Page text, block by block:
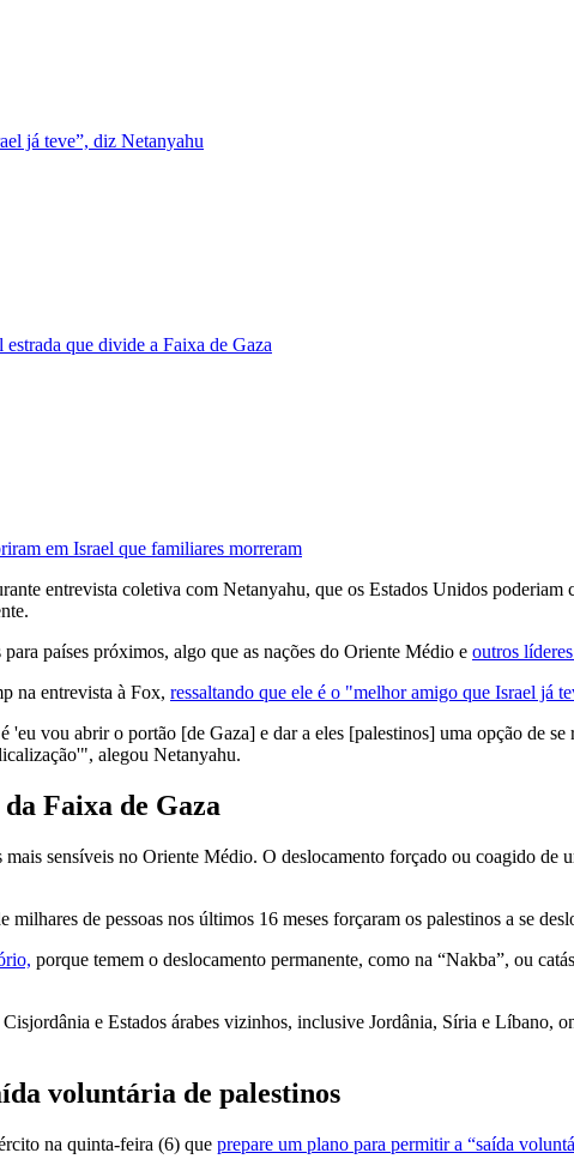
já teve”, diz Netanyahu
que divide a Faixa de Gaza
em Israel que familiares morreram
entrevista coletiva com Netanyahu, que os Estados Unidos
países próximos, algo que as nações do Oriente Médio e outros
na entrevista à Fox, ressaltando que ele é o "melhor amigo que Israel já
'eu vou abrir o portão [de Gaza] e dar a eles [palestinos] uma opção de
alegou Netanyahu.
Faixa de Gaza
mais sensíveis no Oriente Médio. O deslocamento forçado ou coagido
milhares de pessoas nos últimos 16 meses forçaram os palestinos a se
porque temem o deslocamento permanente, como na “Nakba”, ou
e Estados árabes vizinhos, inclusive Jordânia, Síria e Líbano,
voluntária de palestinos
na quinta-feira (6) que prepare um plano para permitir a “saída